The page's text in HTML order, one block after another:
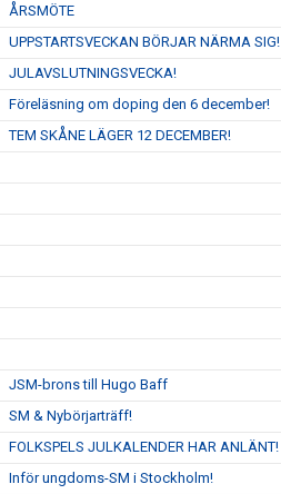
ÅRSMÖTE
UPPSTARTSVECKAN BÖRJAR NÄRMA SIG!
JULAVSLUTNINGSVECKA!
Föreläsning om doping den 6 december!
TEM SKÅNE LÄGER 12 DECEMBER!
JSM-brons till Hugo Baff
SM & Nybörjarträff!
FOLKSPELS JULKALENDER HAR ANLÄNT!
Inför ungdoms-SM i Stockholm!